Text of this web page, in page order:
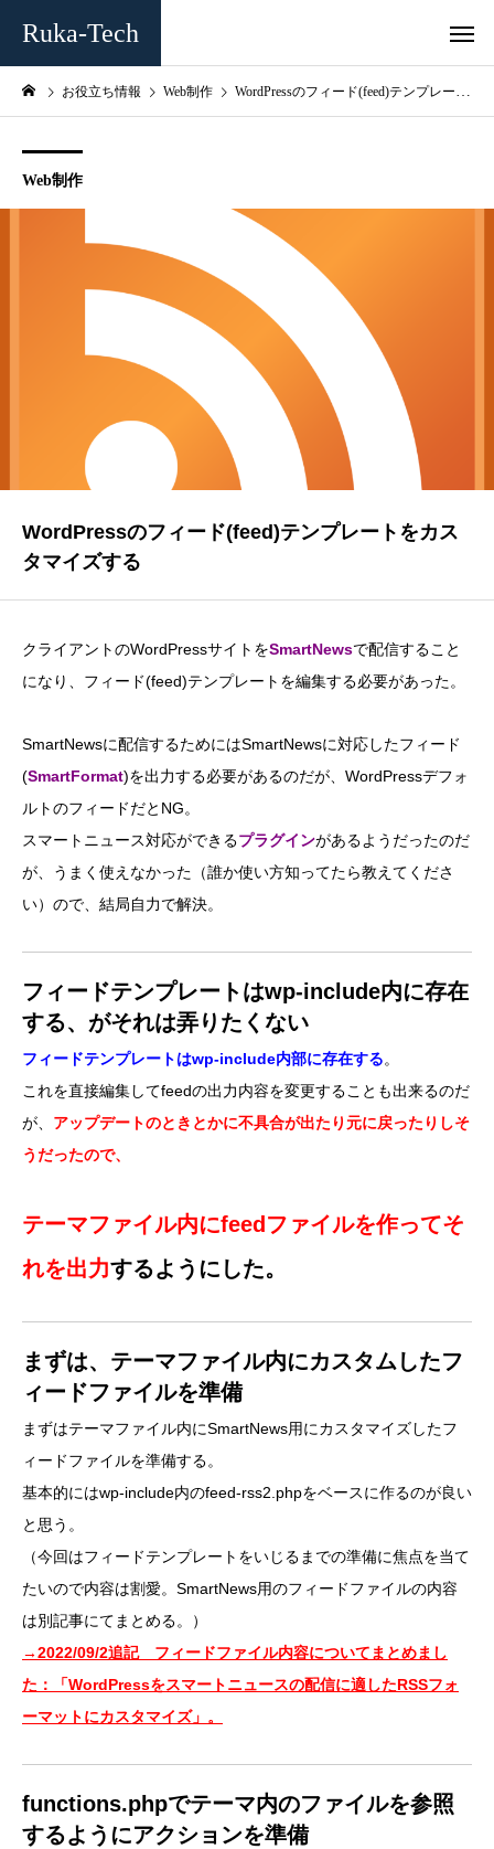
Ruka-Tech
お役立ち情報 Web制作 WordPressのフィード(feed)テンプレートをカスタマイズする
Web制作
WordPressのフィード(feed)テンプレートをカス
タマイズする
クライアントのWordPressサイトをSmartNewsで配信すること
になり、フィード(feed)テンプレートを編集する必要があった。
SmartNewsに配信するためにはSmartNewsに対応したフィード
(SmartFormat)を出力する必要があるのだが、WordPressデフォ
ルトのフィードだとNG。
スマートニュース対応ができるプラグインがあるようだったのだ
が、うまく使えなかった（誰か使い方知ってたら教えてくださ
い）ので、結局自力で解決。
フィードテンプレートはwp-include内に存在
する、がそれは弄りたくない
フィードテンプレートはwp-include内部に存在する。
これを直接編集してfeedの出力内容を変更することも出来るのだ
が、 アップデートのときとかに不具合が出たり元に戻ったりしそ
うだったので、
テーマファイル内にfeedファイルを作ってそ
れを出力するようにした。
まずは、テーマファイル内にカスタムしたフ
ィードファイルを準備
まずはテーマファイル内にSmartNews用にカスタマイズしたフ
ィードファイルを準備する。
基本的にはwp-include内のfeed-rss2.phpをベースに作るのが良い
と思う。
（今回はフィードテンプレートをいじるまでの準備に焦点を当て
たいので内容は割愛。SmartNews用のフィードファイルの内容
は別記事にてまとめる。）
→2022/09/2追記 フィードファイル内容についてまとめまし
た：「WordPressをスマートニュースの配信に適したRSSフォ
ーマットにカスタマイズ」。
functions.phpでテーマ内のファイルを参照
するようにアクションを準備